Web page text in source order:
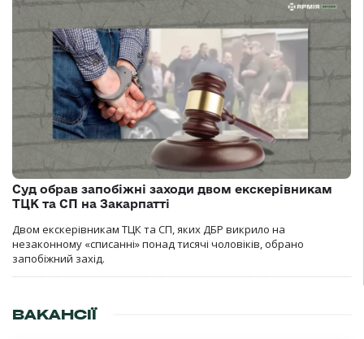
Суд обрав запобіжні заходи двом екскерівникам
ТЦК та СП на Закарпатті
Двом екскерівникам ТЦК та СП, яких ДБР викрило на
незаконному «списанні» понад тисячі чоловіків, обрано
запобіжний захід.
ВАКАНСІЇ